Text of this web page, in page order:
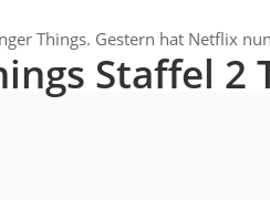
Staffel 2
Things. Gestern hat Netflix